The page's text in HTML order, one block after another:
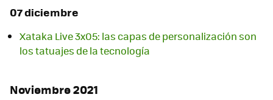
07 diciembre
Xataka Live 3x05: las capas de personalización son
los tatuajes de la tecnología
Noviembre 2021